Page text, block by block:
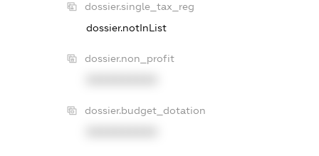
dossier.single_tax_reg
dossier.notInList
dossier.non_profit
dossier.budget_dotation